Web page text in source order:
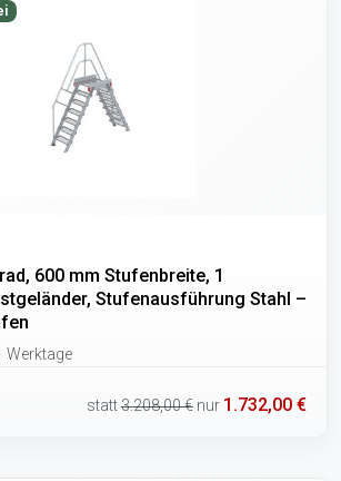
600 mm Stufenbreite, 1
Stufenausführung Stahl –
Werktage
statt3.208,00 € nur 1.732,00 €